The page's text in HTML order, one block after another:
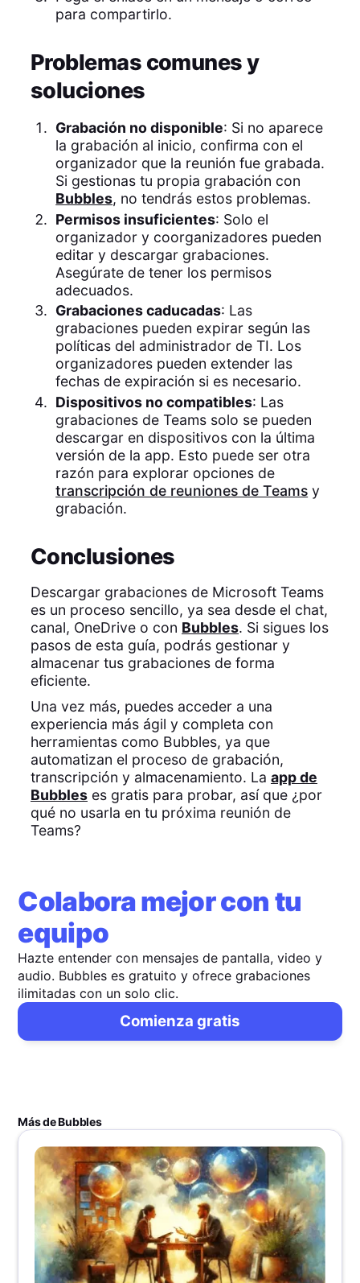
para compartirlo.
Problemas comunes y
soluciones
Grabación no disponible: Si no aparece
la grabación al inicio, confirma con el
organizador que la reunión fue grabada.
Si gestionas tu propia grabación con
Bubbles, no tendrás estos problemas.
Permisos insuficientes: Solo el
organizador y coorganizadores pueden
editar y descargar grabaciones.
Asegúrate de tener los permisos
adecuados.
Grabaciones caducadas: Las
grabaciones pueden expirar según las
políticas del administrador de TI. Los
organizadores pueden extender las
fechas de expiración si es necesario.
Dispositivos no compatibles: Las
grabaciones de Teams solo se pueden
descargar en dispositivos con la última
versión de la app. Esto puede ser otra
razón para explorar opciones de
transcripción de reuniones de Teams y
grabación.
Conclusiones
Descargar grabaciones de Microsoft Teams
es un proceso sencillo, ya sea desde el chat,
canal, OneDrive o con Bubbles. Si sigues los
pasos de esta guía, podrás gestionar y
almacenar tus grabaciones de forma
eficiente.
Una vez más, puedes acceder a una
experiencia más ágil y completa con
herramientas como Bubbles, ya que
automatizan el proceso de grabación,
transcripción y almacenamiento. La app de
Bubbleses gratis para probar, así que ¿por
qué no usarla en tu próxima reunión de
Teams?
Colabora mejor con tu
equipo
Hazte entender con mensajes de pantalla, video y
audio. Bubbles es gratuito y ofrece grabaciones
ilimitadas con un solo clic.
Comienza gratis
Más de Bubbles